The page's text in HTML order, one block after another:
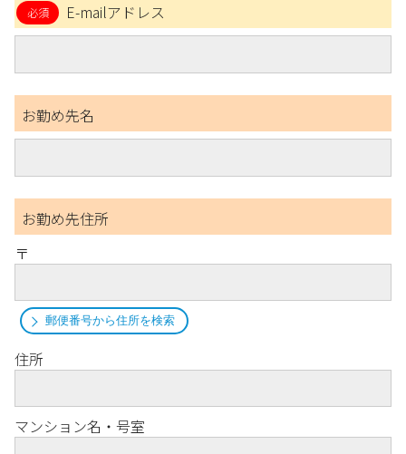
E-mailアドレス
お勤め先名
お勤め先住所
〒
郵便番号から住所を検索
住所
マンション名・号室